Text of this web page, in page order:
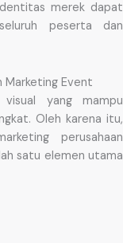
merek dapat
peserta dan
Event
yang mampu
Oleh karena itu,
perusahaan
satu elemen utama